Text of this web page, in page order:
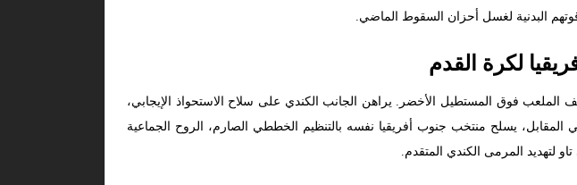
لكرة القدم
فوق المستطيل الأخضر. يراهن الجانب الكندي على سلاح الاستحواذ الإيجابي،
المقابل، يسلح منتخب جنوب أفريقيا نفسه بالتنظيم الخططي الصارم، الروح الجماعية
لتهديد المرمى الكندي المتقدم.